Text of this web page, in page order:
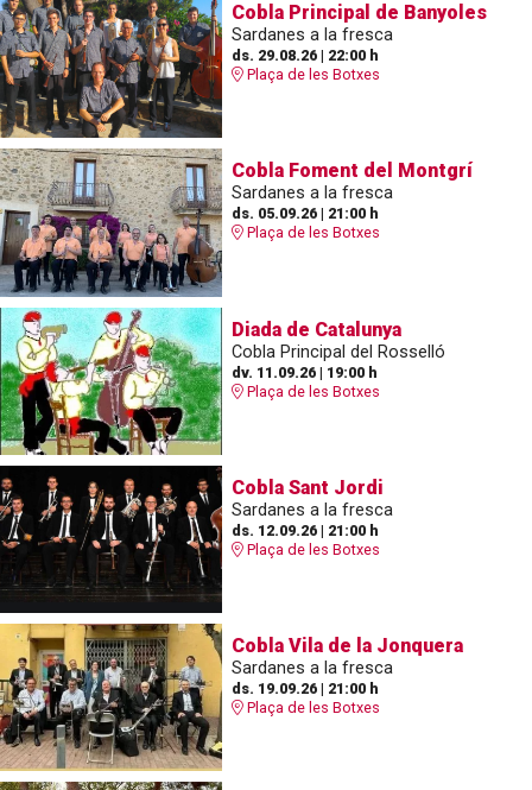
Cobla Principal de Banyoles
Sardanes a la fresca
ds. 29.08.26| 22:00 h
Plaça de les Botxes
Cobla Foment del Montgrí
Sardanes a la fresca
ds. 05.09.26| 21:00 h
Plaça de les Botxes
Diada de Catalunya
Cobla Principal del Rosselló
dv. 11.09.26| 19:00 h
Plaça de les Botxes
Cobla Sant Jordi
Sardanes a la fresca
ds. 12.09.26| 21:00 h
Plaça de les Botxes
Cobla Vila de la Jonquera
Sardanes a la fresca
ds. 19.09.26| 21:00 h
Plaça de les Botxes